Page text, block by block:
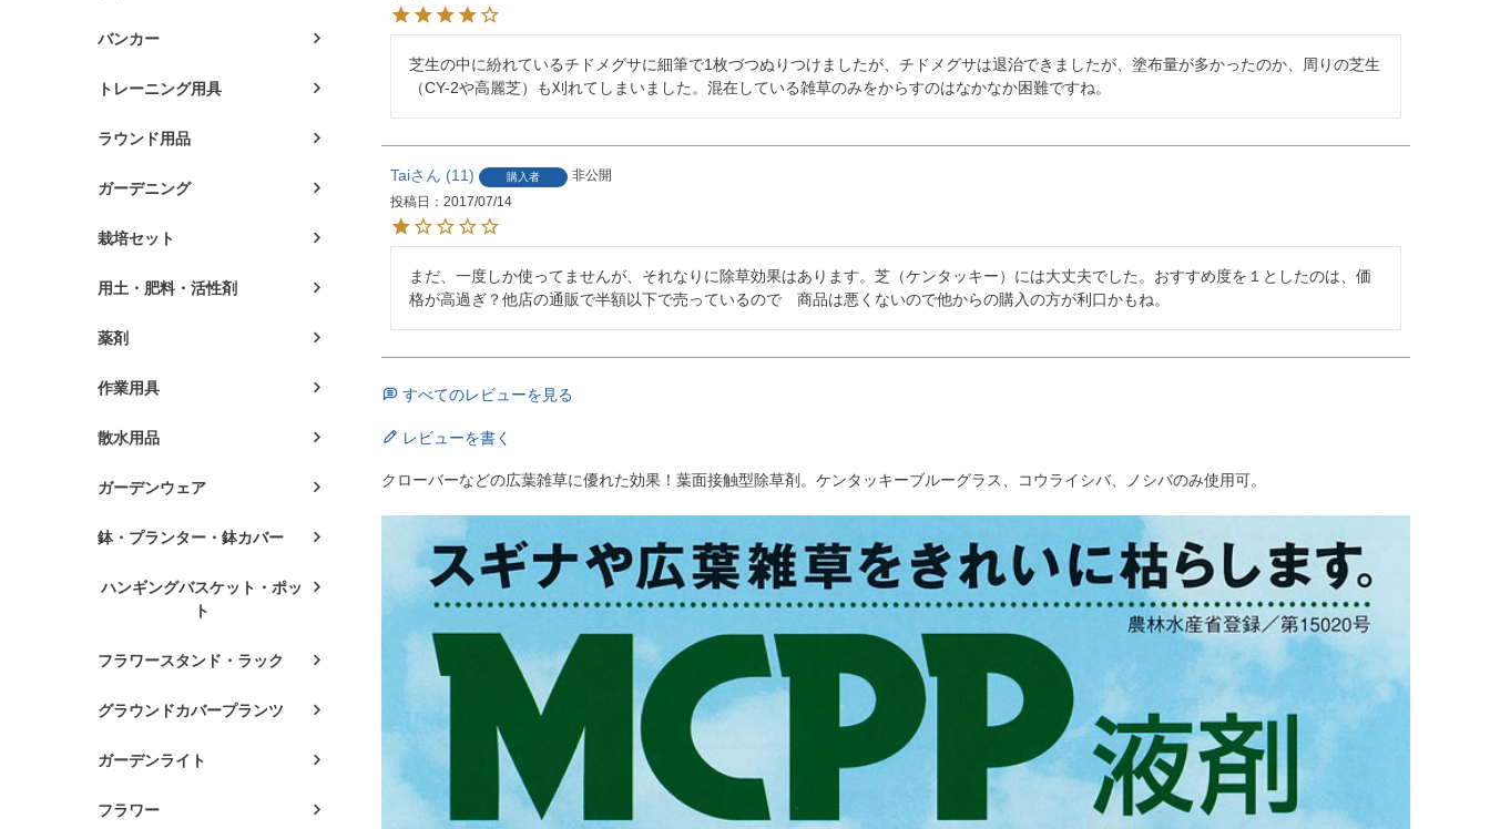
バンカー
トレーニング用具
ラウンド用品
ガーデニング
栽培セット
用土・肥料・活性剤
薬剤
作業用具
散水用品
ガーデンウェア
鉢・プランター・鉢カバー
ハンギングバスケット・ポッ
ト
フラワースタンド・ラック
グラウンドカバープランツ
ガーデンライト
フラワー
芝生の中に紛れているチドメグサに細筆で1枚づつぬりつけましたが、チドメグサは退治できましたが、塗布量が多かったのか、周りの芝生
（CY-2や高麗芝）も刈れてしまいました。混在している雑草のみをからすのはなかなか困難ですね。
Tai 11 購入者
非公開
投稿日
2017/07/14
まだ、一度しか使ってませんが、それなりに除草効果はあります。芝（ケンタッキー）には大丈夫でした。おすすめ度を１としたのは、価
格が高過ぎ？他店の通販で半額以下で売っているので　商品は悪くないので他からの購入の方が利口かもね。
すべてのレビューを見る
レビューを書く
クローバーなどの広葉雑草に優れた効果！葉面接触型除草剤。ケンタッキーブルーグラス、コウライシバ、ノシバのみ使用可。